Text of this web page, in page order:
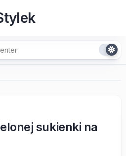
sukienki na